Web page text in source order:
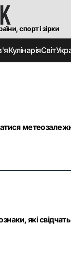
спорт і зірки
КулінаріяСвіт
які